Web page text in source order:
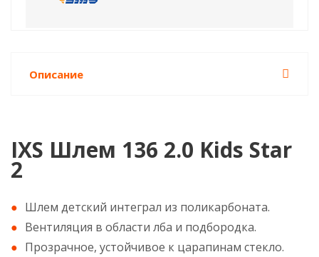
Описание
IXS Шлем 136 2.0 Kids Star
2
Шлем детский интеграл из поликарбоната.
Вентиляция в области лба и подбородка.
Прозрачное, устойчивое к царапинам стекло.